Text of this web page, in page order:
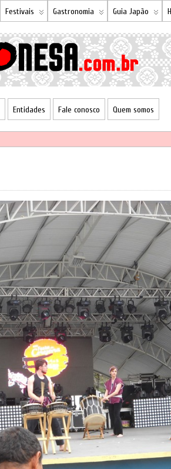
Festivais Gastronomia Guia Japão
Entidades Fale conosco Quem somos